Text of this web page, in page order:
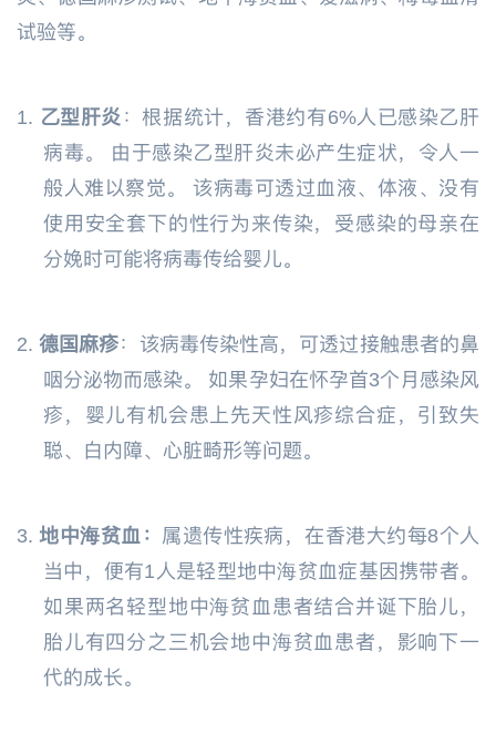
试验等。
1. 乙型肝炎 ：根据统计，香港约有6%人已感染乙肝
病毒。 由于感染乙型肝炎未必产生症状，令人一
般人难以察觉。 该病毒可透过血液、体液、没有
使用安全套下的性行为来传染，受感染的母亲在
分娩时可能将病毒传给婴儿。
2. 德国麻疹：该病毒传染性高，可透过接触患者的鼻
咽分泌物而感染。 如果孕妇在怀孕首3个月感染风
疹，婴儿有机会患上先天性风疹综合症，引致失
聪、白内障、心脏畸形等问题。
3. 地中海贫血： 属遗传性疾病，在香港大约每8个人
当中，便有1人是轻型地中海贫血症基因携带者。
如果两名轻型地中海贫血患者结合并诞下胎儿，
胎儿有四分之三机会地中海贫血患者，影响下一
代的成长。